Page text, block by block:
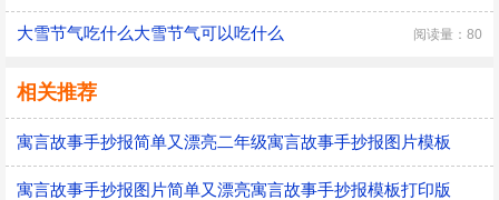
大雪节气吃什么大雪节气可以吃什么 阅读量：80
相关推荐
寓言故事手抄报简单又漂亮二年级寓言故事手抄报图片模板
寓言故事手抄报图片简单又漂亮寓言故事手抄报模板打印版